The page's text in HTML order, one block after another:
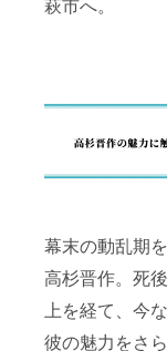
萩市へ。
幕末の動乱期
高杉晋作。死
上を経て、今
彼の魅力をさ